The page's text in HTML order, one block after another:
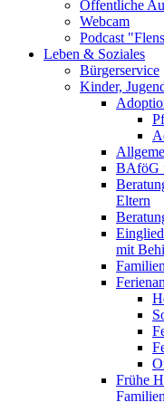
Öffentliche
Webcam
Podcast
Leben & Soziales
Bürgerservice
Kinder,
BAföG
Eltern
mit
Frühe
Familien